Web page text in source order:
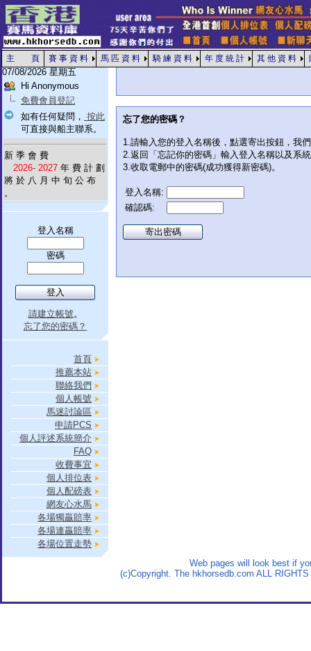
主 頁 賽 事 資 料 馬 匹 資 料 騎 練 資 料 年 度 統 計 其 他 資 料
07/08/2026 星期五
Hi Anonymous
免費會員登記
如有任何疑問， 按此
可直接與船主聯系。
新 季 會 費
2026- 2027 年 費 計 劃
將 於 八 月 中 旬 公 布
。
登入名稱
密碼
請建立帳號。
忘了您的密碼？
首頁
推薦本站
聯絡我們
個人帳號
馬迷討論區
申請PCS
個人評述系統簡介
FAQ
收費事宜
個人排位表
個人配磅表
網友心水馬
各場獨贏賠率
各場連贏賠率
各場位置走勢
忘了您的密碼？
1.請輸入您的登入名稱後，點選寄出按鈕，我
2.返回「忘記你的密碼」輸入登入名稱以及系
3.收取電郵中的密碼(成功獲得新密碼)。
登入名稱:
確認碼:
Web pages will look best if
(c)Copyright. The hkhorsedb.com ALL